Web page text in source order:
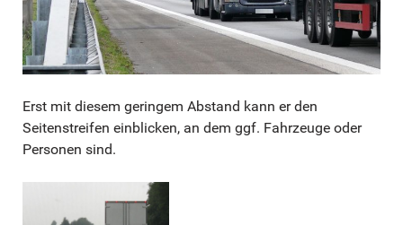
Erst mit diesem geringem Abstand kann er den
Seitenstreifen einblicken, an dem ggf. Fahrzeuge oder
Personen sind.